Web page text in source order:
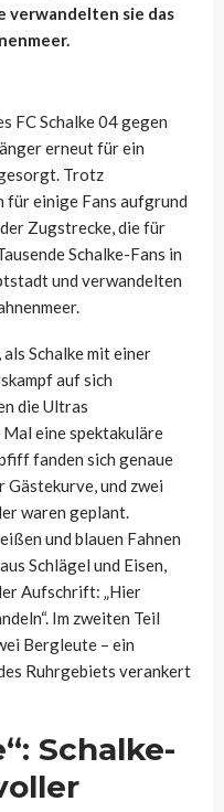
verwandelten sie das
FC Schalke 04 gegen
erneut für ein
Trotz
einige Fans aufgrund
Zugstrecke, die für
Schalke-Fans in
und verwandelten
Schalke mit einer
auf sich
die Ultras
Mal eine spektakuläre
fanden sich genaue
Gästekurve, und zwei
waren geplant.
und blauen Fahnen
Schlägel und Eisen,
Aufschrift: „Hier
Im zweiten Teil
Bergleute – ein
Ruhrgebiets verankert
Schalke-